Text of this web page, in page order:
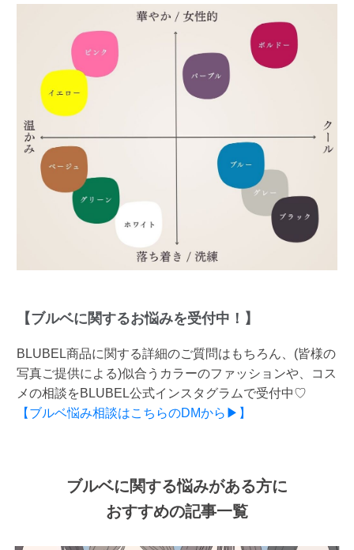
【ブルベに関するお悩みを受付中！】
BLUBEL商品に関する詳細のご質問はもちろん、(皆様の
写真ご提供による)似合うカラーのファッションや、コス
メの相談をBLUBEL公式インスタグラムで受付中♡
【ブルベ悩み相談はこちらのDMから▶】
ブルベに関する悩みがある方に
おすすめの記事一覧